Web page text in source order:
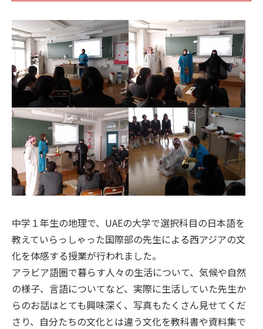
中学１年生の地理で、UAEの大学で選択科目の日本語を
教えていらっしゃった国際部の先生による西アジアの文
化を体感する授業が行われました。
アラビア語圏で暮らす人々の生活について、気候や自然
の様子、言語についてなど、実際に生活していた先生か
らのお話はとても興味深く、写真もたくさん見せてくだ
さり、自分たちの文化とは違う文化を教科書や資料集で